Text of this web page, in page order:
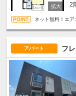
2
ネット無料！エア
アパート フ